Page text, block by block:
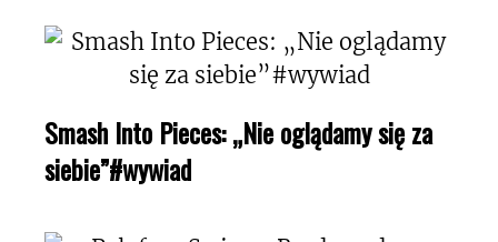
Smash Into Pieces: „Nie oglądamy się za
siebie”#wywiad